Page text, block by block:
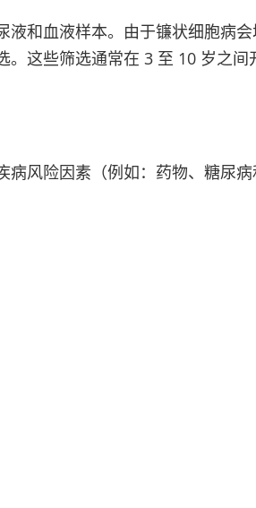
液和血液样本。由于镰状细胞病会
这些筛选通常在 3 至 10 岁之间
风险因素（例如：药物、糖尿病